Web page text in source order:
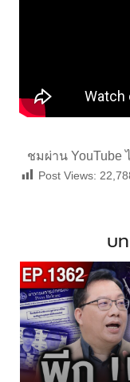
ชมผ่าน YouTube
Post Views:
บ